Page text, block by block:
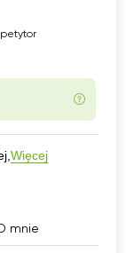
Więcej
mnie